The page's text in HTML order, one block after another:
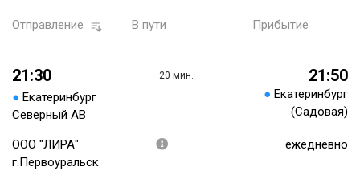
Отправление В пути Прибытие
21:30
● Екатеринбург
Северный АВ
20 мин. 21:50
● Екатеринбург
(Садовая)
ООО "ЛИРА"
г.Первоуральск
ежедневно